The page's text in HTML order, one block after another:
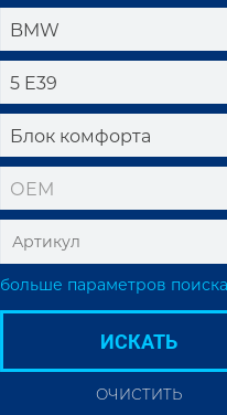
BMW
5 E39
Блок комфорта
ОЕМ
больше параметров поиска
ИСКАТЬ
ОЧИСТИТЬ